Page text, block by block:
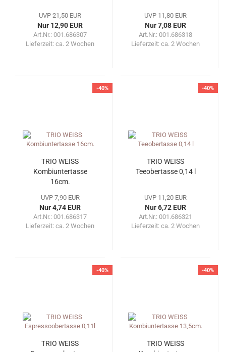
UVP 21,50 EUR
Nur 12,90 EUR
Art.Nr.: 001.686307
Lieferzeit: ca. 2 Wochen
UVP 11,80 EUR
Nur 7,08 EUR
Art.Nr.: 001.686318
Lieferzeit: ca. 2 Wochen
-40%
TRIO WEISS
Kombiuntertasse
16cm.
UVP 7,90 EUR
Nur 4,74 EUR
Art.Nr.: 001.686317
Lieferzeit: ca. 2 Wochen
-40%
TRIO WEISS
Teeobertasse 0,14 l
UVP 11,20 EUR
Nur 6,72 EUR
Art.Nr.: 001.686321
Lieferzeit: ca. 2 Wochen
-40%
TRIO WEISS
-40%
TRIO WEISS